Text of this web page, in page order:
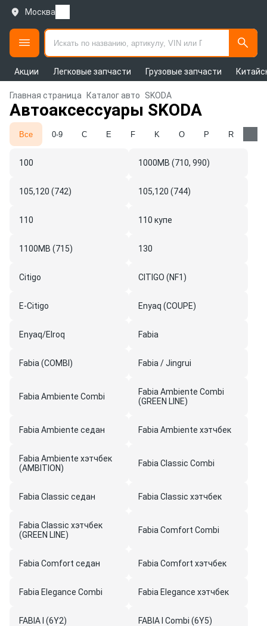
Москва
Акции Легковые запчасти Грузовые запчасти
Главная страница Каталог авто SKODA
Автоаксессуары SKODA
Все 0-9 C E F K O P R
100 1000MB (710, 990)
105,120 (742) 105,120 (744)
110 110 купе
1100MB (715) 130
Citigo CITIGO (NF1)
E-Citigo Enyaq (COUPE)
Enyaq/Elroq Fabia
Fabia (COMBI) Fabia / Jingrui
Fabia Ambiente Combi
Fabia Ambiente Combi
(GREEN LINE)
Fabia Ambiente седан Fabia Ambiente хэтчбек
Fabia Ambiente хэтчбек
(AMBITION)
Fabia Classic Combi
Fabia Classic седан Fabia Classic хэтчбек
Fabia Classic хэтчбек
(GREEN LINE)
Fabia Comfort Combi
Fabia Comfort седан Fabia Comfort хэтчбек
Fabia Elegance Combi Fabia Elegance хэтчбек
FABIA I (6Y2) FABIA I Combi (6Y5)